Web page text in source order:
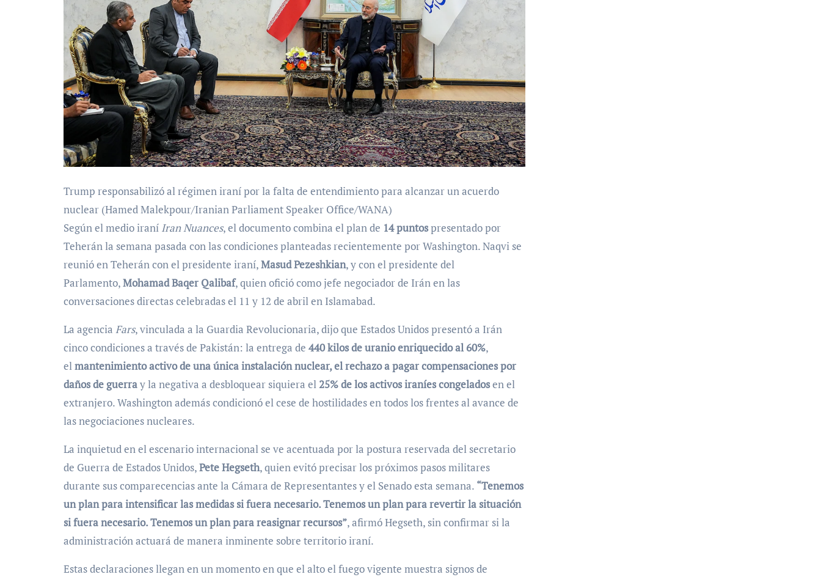
Trump responsabilizó al régimen iraní por la falta de entendimiento para alcanzar un acuerdo
nuclear (Hamed Malekpour/Iranian Parliament Speaker Office/WANA)
Según el medio iraní Iran Nuances, el documento combina el plan de 14 puntospresentado por
Teherán la semana pasada con las condiciones planteadas recientemente por Washington. Naqvi se
reunió en Teherán con el presidente iraní,Masud Pezeshkian, y con el presidente del
Parlamento,Mohamad Baqer Qalibaf, quien ofició como jefe negociador de Irán en las
conversaciones directas celebradas el 11 y 12 de abril en Islamabad.
La agencia Fars, vinculada a la Guardia Revolucionaria, dijo que Estados Unidos presentó a Irán
cinco condiciones a través de Pakistán: la entrega de 440 kilos de uranio enriquecido al 60%,
elmantenimiento activo de una única instalación nuclear, el rechazo a pagar compensaciones por
daños de guerray la negativa a desbloquear siquiera el25% de los activos iraníes congeladosen el
extranjero. Washington además condicionó el cese de hostilidades en todos los frentes al avance de
las negociaciones nucleares.
La inquietud en el escenario internacional se ve acentuada por la postura reservada del secretario
de Guerra de Estados Unidos,Pete Hegseth, quien evitó precisar los próximos pasos militares
durante sus comparecencias ante la Cámara de Representantes y el Senado esta semana. “Tenemos
un plan para intensificar las medidas si fuera necesario. Tenemos un plan para revertir la situación
si fuera necesario. Tenemos un plan para reasignar recursos”, afirmó Hegseth, sin confirmar si la
administración actuará de manera inminente sobre territorio iraní.
Estas declaraciones llegan en un momento en que el alto el fuego vigente muestra signos de